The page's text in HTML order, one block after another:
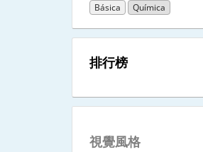
Básica Química
排行榜
視覺風格